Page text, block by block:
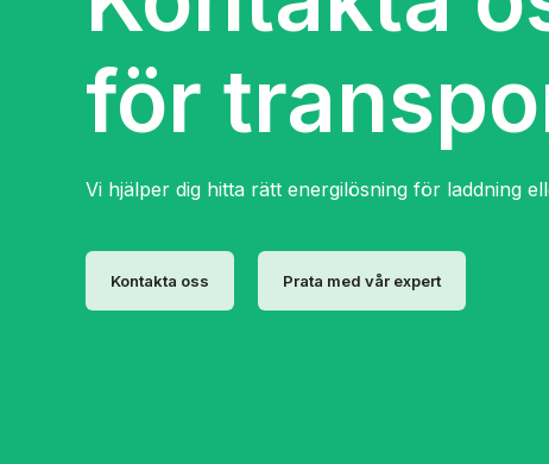
för
Vi hjälper dig hitta rätt energilösning för laddning
Kontakta oss Prata med vår expert